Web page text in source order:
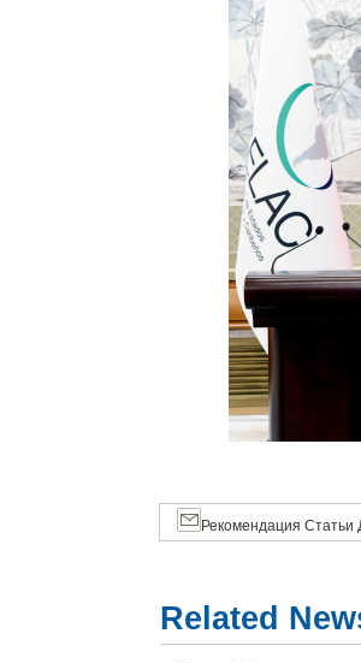
Рекомендация Статьи
Related